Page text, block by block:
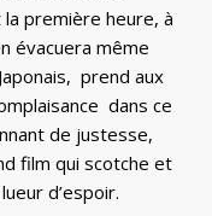
première heure, à
évacuera même
prend aux
dans ce
de justesse,
film qui scotche et
d’espoir.